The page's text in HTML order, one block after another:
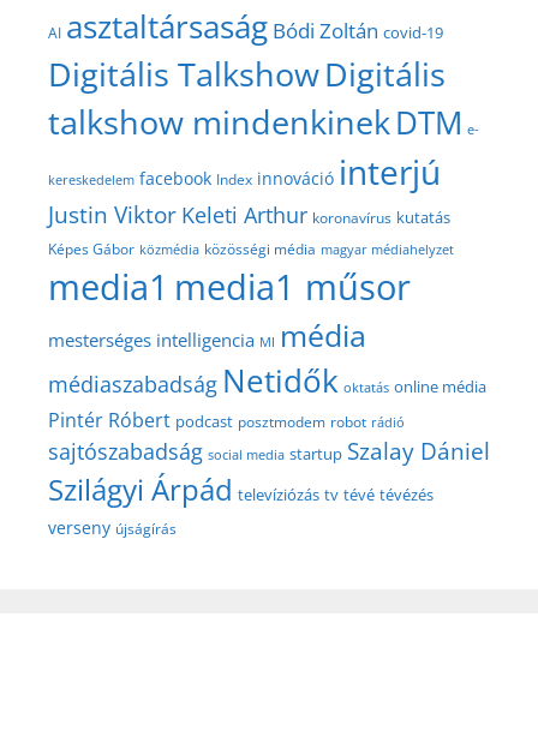
AI asztaltársaság Bódi Zoltán covid-19
Digitális TalkshowDigitális
talkshow mindenkinekDTM e-
kereskedelem facebook Index innováció interjú
Justin Viktor Keleti Arthur koronavírus kutatás
Képes Gábor közmédia közösségi média magyar médiahelyzet
media1 media1 műsor
mesterséges intelligencia MI média
médiaszabadság Netidők oktatás online média
Pintér Róbert podcast posztmodem robot rádió
sajtószabadság social media startup Szalay Dániel
Szilágyi Árpád televíziózás tv tévé tévézés
verseny újságírás